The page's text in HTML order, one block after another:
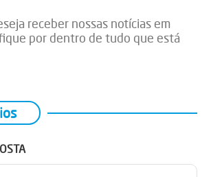
receber nossas notícias em
por dentro de tudo que está